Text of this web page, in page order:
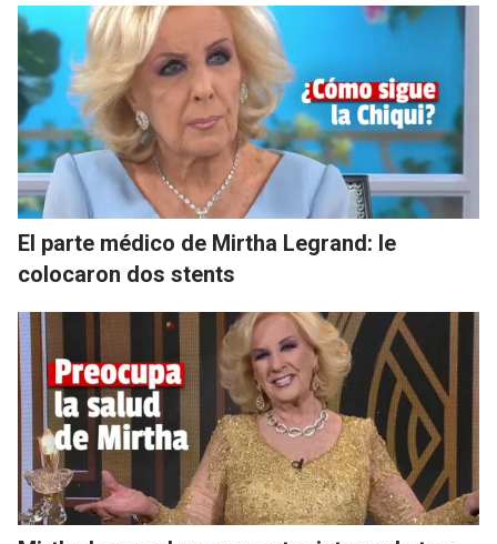
El parte médico de Mirtha Legrand: le
colocaron dos stents